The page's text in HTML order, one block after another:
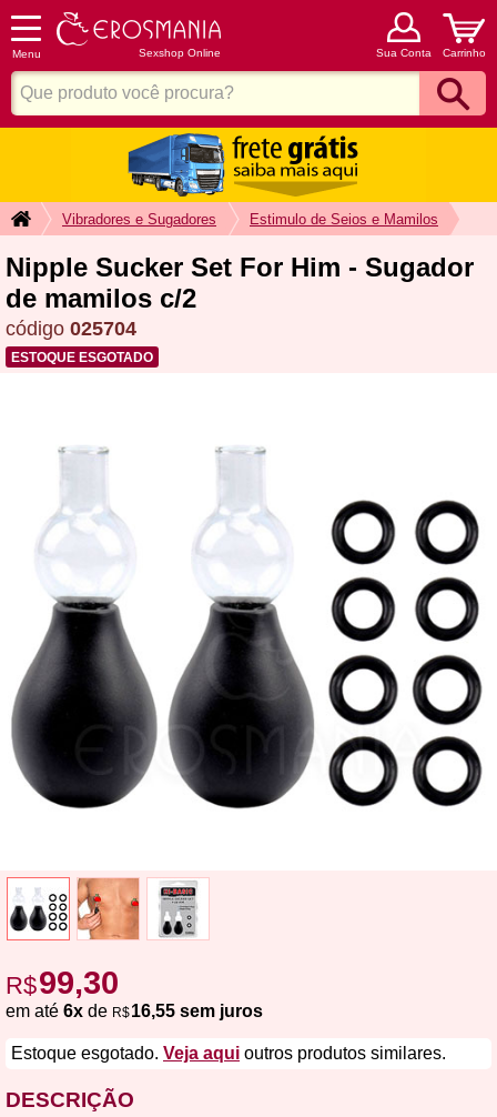
Menu Sexshop Online Sua Conta Carrinho
Vibradores e Sugadores Estimulo de Seios e Mamilos
Nipple Sucker Set For Him - Sugador
de mamilos c/2
código 025704
ESTOQUE ESGOTADO
R$99,30
em até 6x de R$16,55 sem juros
Estoque esgotado. Veja aqui outros produtos similares.
DESCRIÇÃO